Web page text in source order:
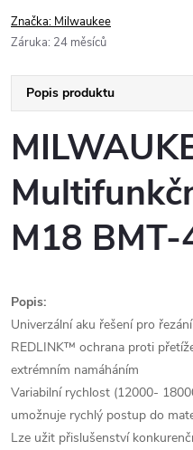
Značka: Milwaukee
Záruka: 24 měsíců
Popis produktu
M18 BMT-
Popis:
Univerzální aku řešení pro
REDLINK™ ochrana proti
extrémním namáháním
Variabilní rychlost (12000-
umožnuje rychlý postup do
Lze užit přislušenství